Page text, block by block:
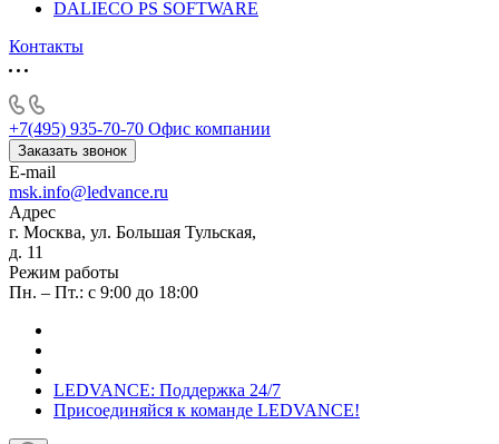
DALIECO PS SOFTWARE
Контакты
+7(495) 935-70-70 Офис компании
Заказать звонок
E-mail
msk.info@ledvance.ru
Адрес
г. Москва, ул. Большая Тульская,
д. 11
Режим работы
Пн. – Пт.: с 9:00 до 18:00
LEDVANCE: Поддержка 24/7
Присоединяйся к команде LEDVANCE!